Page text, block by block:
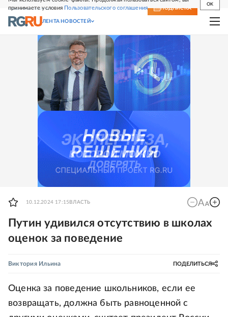
принимаете условия Пользовательского соглашения
OK
СВЕЖИЙ НОМЕР ПОДПИСКА
ЛЕНТА НОВОСТЕЙ
10.12.2024 17:15 ВЛАСТЬ
Путин удивился отсутствию в школах
оценок за поведение
Виктория Ильина ПОДЕЛИТЬСЯ
Оценка за поведение школьников, если ее
возвращать, должна быть равноценной с